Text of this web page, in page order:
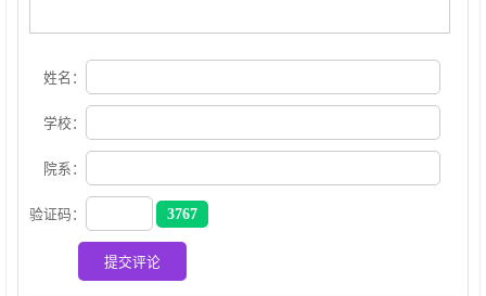
姓名：
学校：
院系：
验证码： 3767
提交评论